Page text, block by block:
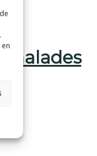
malades